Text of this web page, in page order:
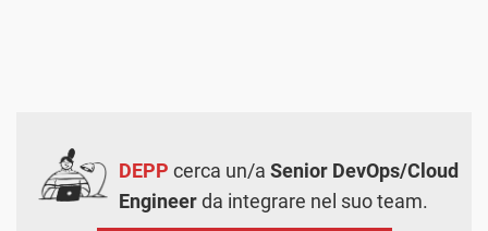
DEPP cerca un/a Senior DevOps/Cloud
Engineerda integrare nel suo team.